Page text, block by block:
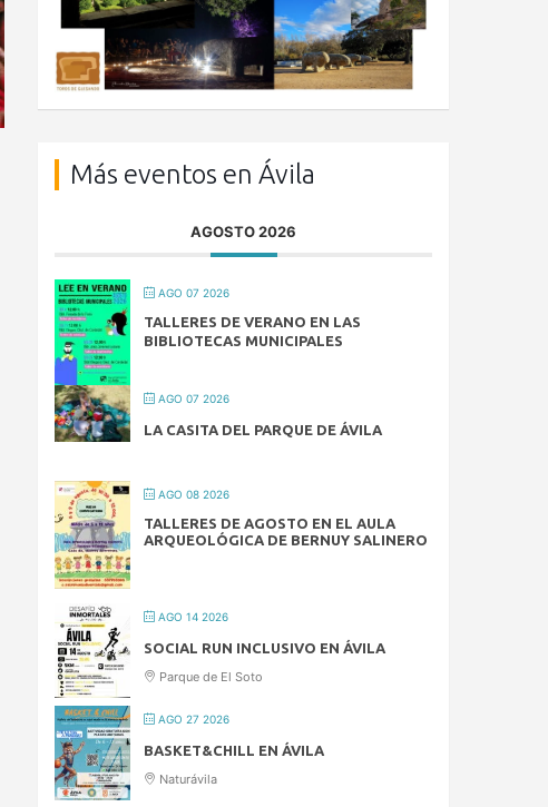
Más eventos en Ávila
AGOSTO 2026
AGO 07 2026
TALLERES DE VERANO EN LAS
BIBLIOTECAS MUNICIPALES
AGO 07 2026
LA CASITA DEL PARQUE DE ÁVILA
AGO 08 2026
TALLERES DE AGOSTO EN EL AULA
ARQUEOLÓGICA DE BERNUY SALINERO
AGO 14 2026
SOCIAL RUN INCLUSIVO EN ÁVILA
Parque de El Soto
AGO 27 2026
BASKET&CHILL EN ÁVILA
Naturávila